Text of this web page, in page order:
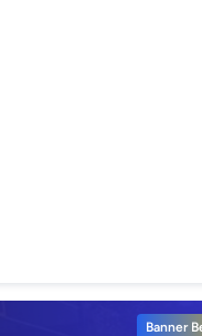
Banner